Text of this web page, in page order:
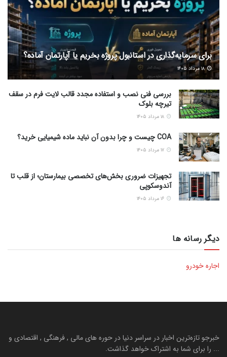
برای سرمایه‌گذاری در استانبول پروژه بخریم یا آپارتمان آماده؟
۱۸ مرداد ۱۴۰۵
بررسی فنی نصب و استفاده مجدد قالب لایت فرم در سقف
تیرچه بلوک
COA چیست و چرا بدون آن نباید ماده شیمیایی خرید؟
تجهیزات ضروری بخش‌های تخصصی بیمارستان؛ از قلب تا
آندوسکوپی
دیگر رسانه ها
اجاره خودرو
خبرجو تازه‌ترین اخبار در سراسر دنیا در حوره های مالی , فرهنگی , اقتصادی و
... را برای شما به اشتراک خواهد گذاشت.